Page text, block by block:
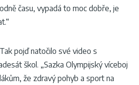
času, vypadá to moc dobře, je
pojď natočilo své video s
škol. „Sazka Olympijský víceboj
že zdravý pohyb a sport na